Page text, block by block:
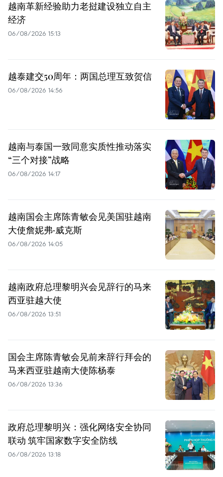
越南革新经验助力老挝建设独立自主
经济
06/08/2026 15:13
越泰建交50周年：两国总理互致贺信
06/08/2026 14:56
越南与泰国一致同意实质性推动落实
“三个对接”战略
06/08/2026 14:17
越南国会主席陈青敏会见美国驻越南
大使詹妮弗·威克斯
06/08/2026 14:05
越南政府总理黎明兴会见辞行的马来
西亚驻越大使
06/08/2026 13:51
国会主席陈青敏会见前来辞行拜会的
马来西亚驻越南大使陈杨泰
06/08/2026 13:36
政府总理黎明兴：强化网络安全协同
联动 筑牢国家数字安全防线
06/08/2026 13:18